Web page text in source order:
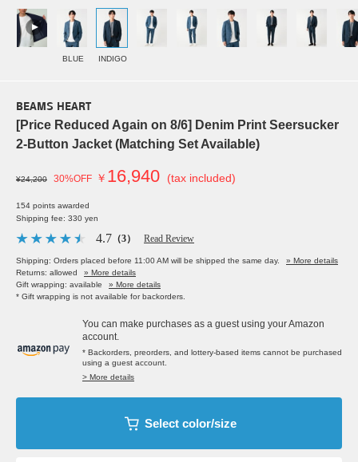
BLUE INDIGO
BEAMS HEART
[Price Reduced Again on 8/6] Denim Print Seersucker
2-Button Jacket (Matching Set Available)
¥24,200 30%OFF ￥ 16,940 (tax included)
154 points awarded
Shipping fee: 330 yen
4.7 （3） Read Review
Shipping: Orders placed before 11:00 AM will be shipped the same day.
» More details
Returns: allowed
» More details
Gift wrapping: available
» More details
* Gift wrapping is not available for backorders.
You can make purchases as a guest using your Amazon
account.
* Backorders, preorders, and lottery-based items cannot be purchased
using a guest account.
> More details
Select color/size